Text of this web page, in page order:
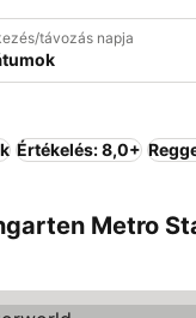
távozás napja
Értékelés: 8,0+
Metro